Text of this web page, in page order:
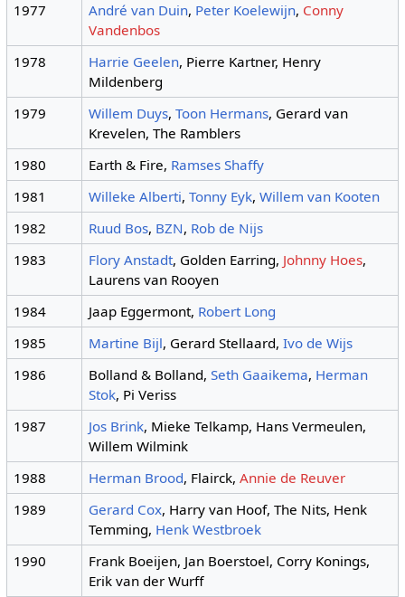
1977
André van Duin, Peter Koelewijn, Conny
Vandenbos
1978
Harrie Geelen, Pierre Kartner, Henry
Mildenberg
1979
Willem Duys,Toon Hermans, Gerard van
Krevelen, The Ramblers
1980
Earth & Fire, Ramses Shaffy
1981
Willeke Alberti,Tonny Eyk,Willem van Kooten
1982
Ruud Bos, BZN, Rob de Nijs
1983
Flory Anstadt, Golden Earring, Johnny Hoes,
Laurens van Rooyen
1984
Jaap Eggermont, Robert Long
1985
Martine Bijl, Gerard Stellaard,Ivo de Wijs
1986
Bolland & Bolland,Seth Gaaikema, Herman
Stok, Pi Veriss
1987
Jos Brink, Mieke Telkamp, Hans Vermeulen,
Willem Wilmink
1988
Herman Brood, Flairck,Annie de Reuver
1989
Gerard Cox, Harry van Hoof, The Nits, Henk
Temming, Henk Westbroek
1990
Frank Boeijen, Jan Boerstoel, Corry Konings,
Erik van der Wurff